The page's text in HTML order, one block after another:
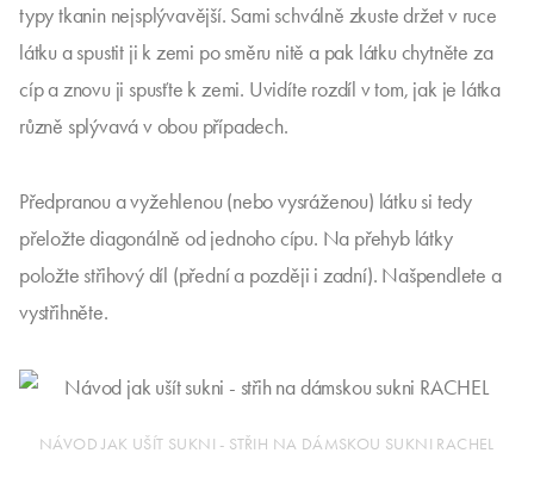
typy tkanin nejsplývavější. Sami schválně zkuste držet v ruce
látku a spustit ji k zemi po směru nitě a pak látku chytněte za
cíp a znovu ji spusťte k zemi. Uvidíte rozdíl v tom, jak je látka
různě splývavá v obou případech.
Předpranou a vyžehlenou (nebo vysráženou) látku si tedy
přeložte diagonálně od jednoho cípu. Na přehyb látky
položte střihový díl (přední a později i zadní). Našpendlete a
vystřihněte.
NÁVOD JAK UŠÍT SUKNI - STŘIH NA DÁMSKOU SUKNI RACHEL